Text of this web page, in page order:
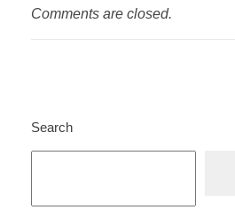
Comments are closed.
Search